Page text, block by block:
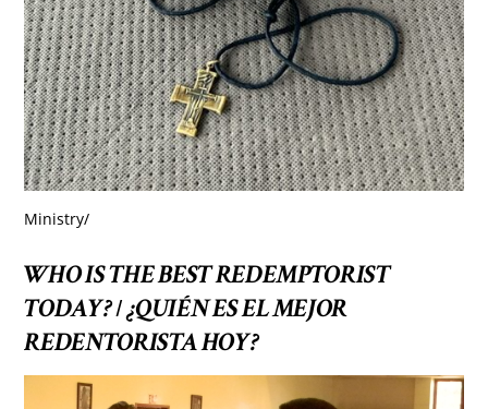
Ministry/
WHO IS THE BEST REDEMPTORIST
TODAY?/¿QUIÉN ES EL MEJOR
REDENTORISTA HOY?